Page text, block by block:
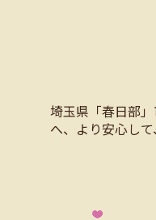
埼玉県「春日部
へ、より安心し